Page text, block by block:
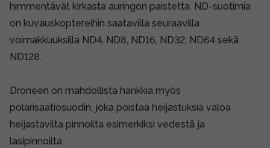
himmentävät kirkasta auringon paistetta. ND-suotimia
on kuvauskoptereihin saatavilla seuraavilla
voimakkuuksilla ND4, ND8, ND16, ND32, ND64 sekä
ND128.
Droneen on mahdollista hankkia myös
polarisaatiosuodin, joka poistaa heijastuksia valoa
heijastavilta pinnoilta esimerkiksi vedestä ja
lasipinnoilta.